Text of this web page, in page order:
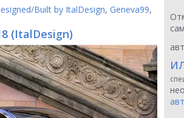
Built by ItalDesign, Geneva99,
(ItalDesign)